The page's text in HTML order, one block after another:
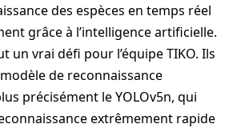
des espèces en temps réel
grâce à l’intelligence artificielle.
un vrai défi pour l’équipe TIKO. Ils
de reconnaissance
précisément le YOLOv5n, qui
extrêmement rapide